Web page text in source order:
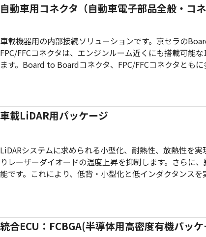
自動車用コネクタ（自動車電子部品全般・コネ
車載機器用の内部接続ソリューションです。京セラの
FPC/FFCコネクタは、エンジンルーム近くにも搭載可能
ます。Board to Boardコネクタ、FPC/FFCコネクタとも
車載LiDAR用パッケージ
LiDARシステムに求められる小型化、耐熱性、放熱性を
りレーザーダイオードの温度上昇を抑制します。さらに
能です。これにより、低背・小型化と低インダクタンス
統合ECU：FCBGA(半導体用高密度有機パッ